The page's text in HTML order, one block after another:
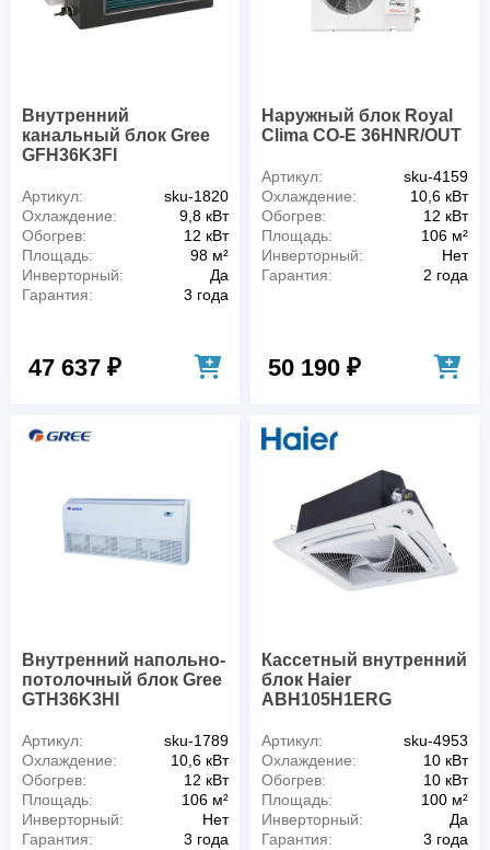
Внутренний
канальный блок Gree
GFH36K3FI
Артикул:
sku-1820
Охлаждение:
9,8 кВт
Обогрев:
12 кВт
Площадь:
98 м²
Инверторный:
Да
Гарантия:
3 года
47 637 ₽
Наружный блок Royal
Clima CO-E 36HNR/OUT
Артикул:
sku-4159
Охлаждение:
10,6 кВт
Обогрев:
12 кВт
Площадь:
106 м²
Инверторный:
Нет
Гарантия:
2 года
50 190 ₽
Внутренний напольно-
потолочный блок Gree
GTH36K3HI
Артикул:
sku-1789
Охлаждение:
10,6 кВт
Обогрев:
12 кВт
Площадь:
106 м²
Инверторный:
Нет
Гарантия:
3 года
Кассетный внутренний
блок Haier
ABH105H1ERG
Артикул:
sku-4953
Охлаждение:
10 кВт
Обогрев:
10 кВт
Площадь:
100 м²
Инверторный:
Да
Гарантия:
3 года